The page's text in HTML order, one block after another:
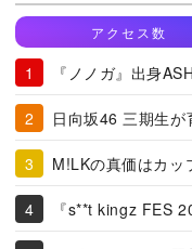
アクセス数
『ノノガ』出身
日向坂46 三期生
M!LKの真価はカッ
『s**t kingz FES